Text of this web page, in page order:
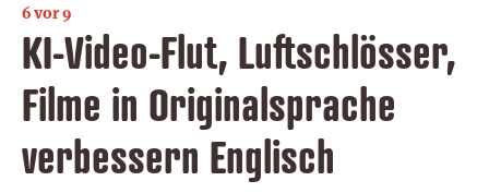
6 vor 9
KI-Video-Flut, Luftschlösser,
Filme in Originalsprache
verbessern Englisch